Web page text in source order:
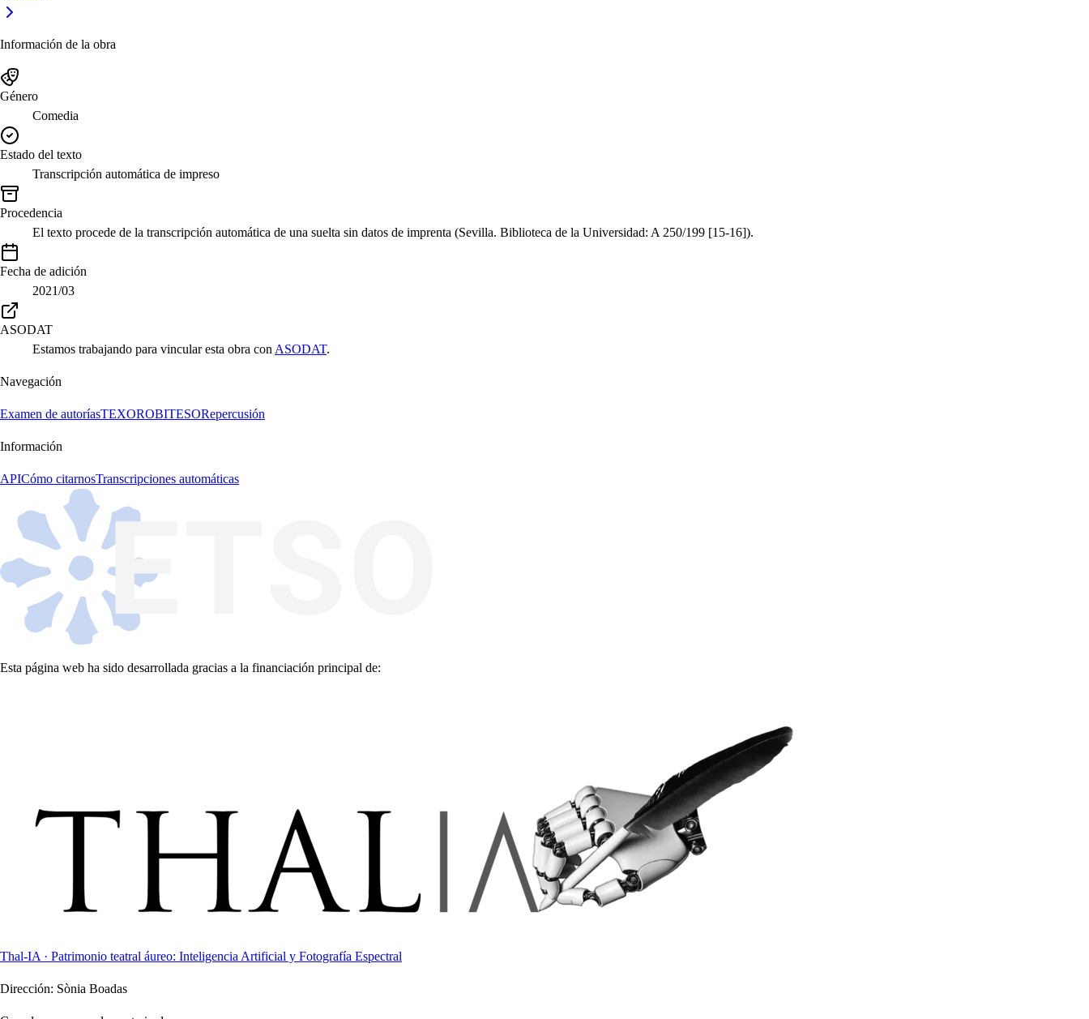
Información de la obra
Género
Comedia
Estado del texto
Transcripción automática de impreso
Procedencia
El texto procede de la transcripción automática de una suelta sin datos de imprenta (Sevilla. Biblioteca de la Universidad: A 250/199 [15-16]).
Fecha de adición
2021/03
ASODAT
Estamos trabajando para vincular esta obra con ASODAT.
Navegación
Examen de autoríasTEXOROBITESORepercusión
Información
APICómo citarnosTranscripciones automáticas
Esta página web ha sido desarrollada gracias a la financiación principal de:
Thal-IA · Patrimonio teatral áureo: Inteligencia Artificial y Fotografía Espectral
Dirección: Sònia Boadas